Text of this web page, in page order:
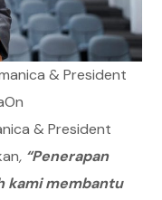
& President
& President
, “Penerapan
kami membantu